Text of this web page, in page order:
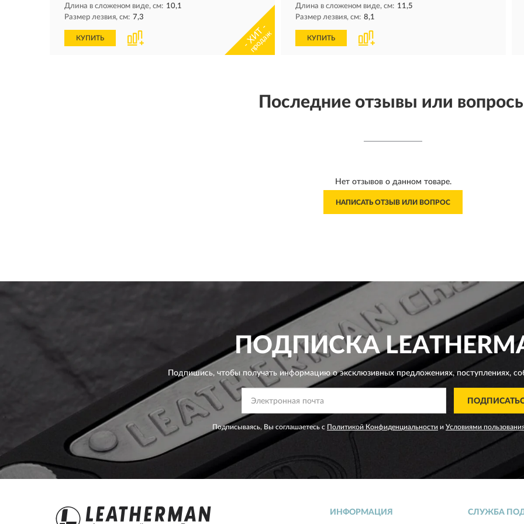
Длина в сложеном виде, см: 10,1
Размер лезвия, см: 7,3
КУПИТЬ - ХИТ -
продаж
Длина в сложеном виде, см: 11,5
Размер лезвия, см: 8,1
КУПИТЬ
Последние отзывы или
Нет отзывов о данном товаре.
НАПИСАТЬ ОТЗЫВ ИЛИ ВОПРОС
ПОДПИСКА
Подпишись, чтобы получать информацию о эксклюзивных предложениях,поступлениях,
Подписываясь, Вы соглашаетесь с Политикой Конфиденциальности и Условиями
ИНФОРМАЦИЯ СЛУЖБА